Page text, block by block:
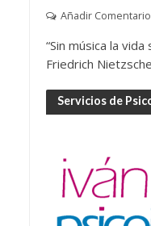
Añadir Comentario
“Sin música la
Friedrich
Servicios de